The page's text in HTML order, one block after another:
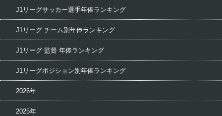
J1リーグサッカー選手年俸ランキング
J1リーグ チーム別年俸ランキング
J1リーグ 監督 年俸ランキング
J1リーグポジション別年俸ランキング
2026年
2025年